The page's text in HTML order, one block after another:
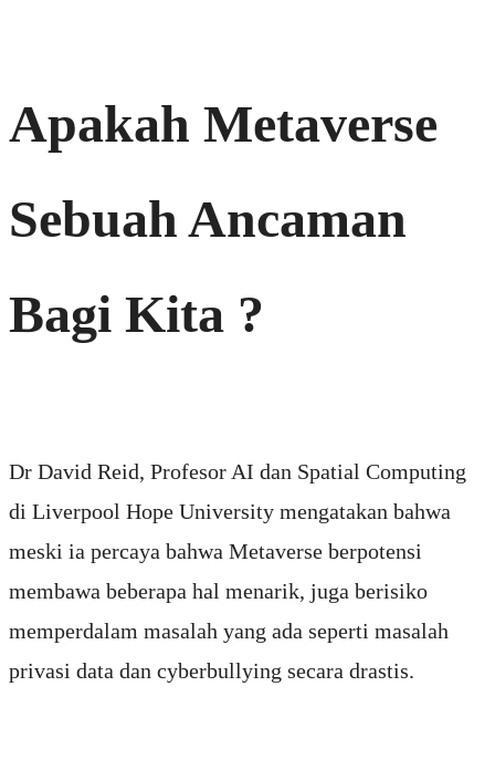
Apakah Metaverse
Sebuah Ancaman
Bagi Kita ?
Dr David Reid, Profesor AI dan Spatial Computing
di Liverpool Hope University mengatakan bahwa
meski ia percaya bahwa Metaverse berpotensi
membawa beberapa hal menarik, juga berisiko
memperdalam masalah yang ada seperti masalah
privasi data dan cyberbullying secara drastis.